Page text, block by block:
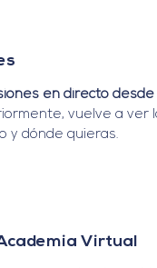
en directo
vuelve a ver
y dónde quieras.
Virtual